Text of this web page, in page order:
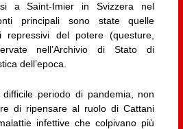
a Saint-Imier in Svizzera nel
principali sono state quelle
repressivi del potere (questure,
nell’Archivio di Stato di
dell’epoca.
periodo di pandemia, non
di ripensare al ruolo di Cattani
infettive che colpivano più